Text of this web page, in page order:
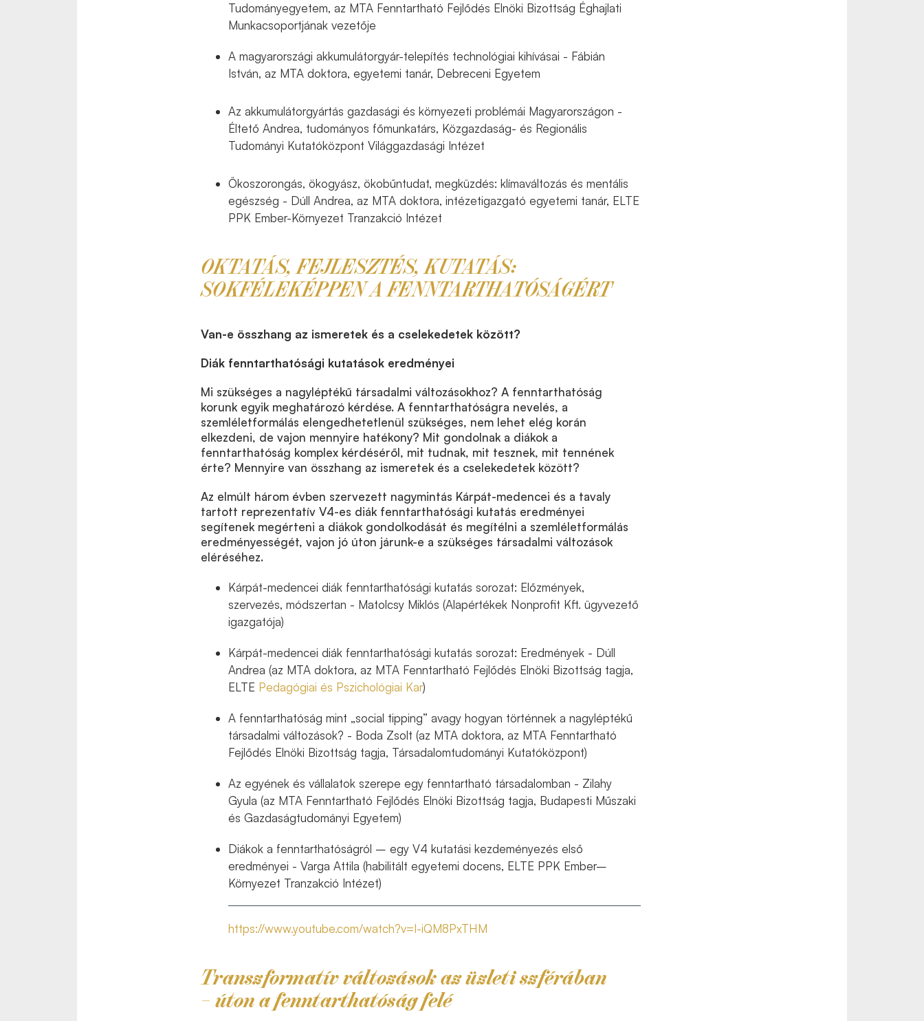
Tudományegyetem, az MTA Fenntartható Fejlődés Elnöki Bizottság Éghajlati
Munkacsoportjának vezetője
A magyarországi akkumulátorgyár-telepítés technológiai kihívásai - Fábián
István, az MTA doktora, egyetemi tanár, Debreceni Egyetem
Az akkumulátorgyártás gazdasági és környezeti problémái Magyarországon -
Éltető Andrea, tudományos főmunkatárs, Közgazdaság- és Regionális
Tudományi Kutatóközpont Világgazdasági Intézet
Ökoszorongás, ökogyász, ökobűntudat, megküzdés: klímaváltozás és mentális
egészség - Dúll Andrea, az MTA doktora, intézetigazgató egyetemi tanár, ELTE
PPK Ember-Környezet Tranzakció Intézet
OKTATÁS, FEJLESZTÉS, KUTATÁS:
SOKFÉLEKÉPPEN A FENNTARTHATÓSÁGÉRT
Van-e összhang az ismeretek és a cselekedetek között?
Diák fenntarthatósági kutatások eredményei
Mi szükséges a nagyléptékű társadalmi változásokhoz? A fenntarthatóság
korunk egyik meghatározó kérdése. A fenntarthatóságra nevelés, a
szemléletformálás elengedhetetlenül szükséges, nem lehet elég korán
elkezdeni, de vajon mennyire hatékony? Mit gondolnak a diákok a
fenntarthatóság komplex kérdéséről, mit tudnak, mit tesznek, mit tennének
érte? Mennyire van összhang az ismeretek és a cselekedetek között?
Az elmúlt három évben szervezett nagymintás Kárpát-medencei és a tavaly
tartott reprezentatív V4-es diák fenntarthatósági kutatás eredményei
segítenek megérteni a diákok gondolkodását és megítélni a szemléletformálás
eredményességét, vajon jó úton járunk-e a szükséges társadalmi változások
eléréséhez.
Kárpát-medencei diák fenntarthatósági kutatás sorozat: Előzmények,
szervezés, módszertan - Matolcsy Miklós (Alapértékek Nonprofit Kft. ügyvezető
igazgatója)
Kárpát-medencei diák fenntarthatósági kutatás sorozat: Eredmények - Dúll
Andrea (az MTA doktora, az MTA Fenntartható Fejlődés Elnöki Bizottság tagja,
ELTE Pedagógiai és Pszichológiai Kar)
A fenntarthatóság mint „social tipping” avagy hogyan történnek a nagyléptékű
társadalmi változások? - Boda Zsolt (az MTA doktora, az MTA Fenntartható
Fejlődés Elnöki Bizottság tagja, Társadalomtudományi Kutatóközpont)
Az egyének és vállalatok szerepe egy fenntartható társadalomban - Zilahy
Gyula (az MTA Fenntartható Fejlődés Elnöki Bizottság tagja, Budapesti Műszaki
és Gazdaságtudományi Egyetem)
Diákok a fenntarthatóságról – egy V4 kutatási kezdeményezés első
eredményei - Varga Attila (habilitált egyetemi docens, ELTE PPK Ember–
Környezet Tranzakció Intézet)
https://www.youtube.com/watch?v=I-iQM8PxTHM
Transzformatív változások az üzleti szférában
– úton a fenntarthatóság felé